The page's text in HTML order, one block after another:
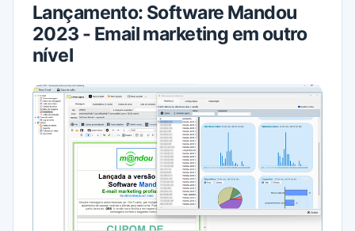
Lançamento: Software Mandou
2023 - Email marketing em outro
nível